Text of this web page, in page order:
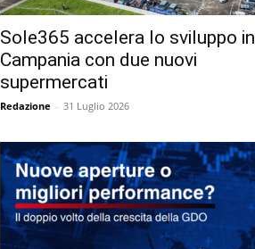
Sole365 accelera lo sviluppo in
Campania con due nuovi
supermercati
Redazione - 31 Luglio 2026